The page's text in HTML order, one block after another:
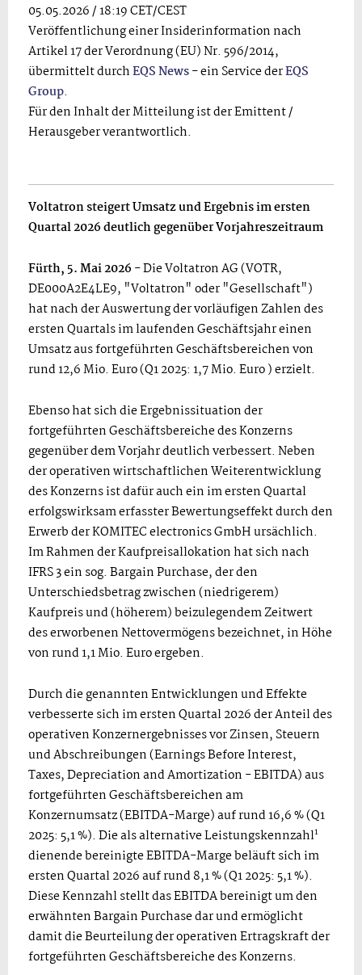
05.05.2026 / 18:19 CET/CEST
Veröffentlichung einer Insiderinformation nach
Artikel 17 der Verordnung (EU) Nr. 596/2014,
übermittelt durchEQS News- ein Service derEQS
Group.
Für den Inhalt der Mitteilung ist der Emittent /
Herausgeber verantwortlich.
Voltatron steigert Umsatz und Ergebnis im ersten
Quartal 2026 deutlich gegenüber Vorjahreszeitraum
Fürth, 5.Mai 2026 - Die Voltatron AG (VOTR,
DE000A2E4LE9, "Voltatron" oder "Gesellschaft")
hat nach der Auswertung der vorläufigen Zahlen des
ersten Quartals im laufenden Geschäftsjahr einen
Umsatz aus fortgeführten Geschäftsbereichen von
rund 12,6 Mio. Euro (Q1 2025: 1,7 Mio. Euro ) erzielt.
Ebenso hat sich die Ergebnissituation der
fortgeführten Geschäftsbereiche des Konzerns
gegenüber dem Vorjahr deutlich verbessert. Neben
der operativen wirtschaftlichen Weiterentwicklung
des Konzerns ist dafür auch ein im ersten Quartal
erfolgswirksam erfasster Bewertungseffekt durch den
Erwerb der KOMITEC electronics GmbH ursächlich.
Im Rahmen der Kaufpreisallokation hat sich nach
IFRS 3 ein sog. Bargain Purchase, der den
Unterschiedsbetrag zwischen (niedrigerem)
Kaufpreis und (höherem) beizulegendem Zeitwert
des erworbenen Nettovermögens bezeichnet, in Höhe
von rund 1,1 Mio. Euro ergeben.
Durch die genannten Entwicklungen und Effekte
verbesserte sich im ersten Quartal 2026 der Anteil des
operativen Konzernergebnisses vor Zinsen, Steuern
und Abschreibungen (Earnings Before Interest,
Taxes, Depreciation and Amortization - EBITDA) aus
fortgeführten Geschäftsbereichen am
Konzernumsatz (EBITDA-Marge) auf rund 16,6 % (Q1
2025: 5,1 %). Die als alternative Leistungskennzahl1
dienende bereinigte EBITDA-Marge beläuft sich im
ersten Quartal 2026 auf rund 8,1 % (Q1 2025: 5,1 %).
Diese Kennzahl stellt das EBITDA bereinigt um den
erwähnten Bargain Purchase dar und ermöglicht
damit die Beurteilung der operativen Ertragskraft der
fortgeführten Geschäftsbereiche des Konzerns.